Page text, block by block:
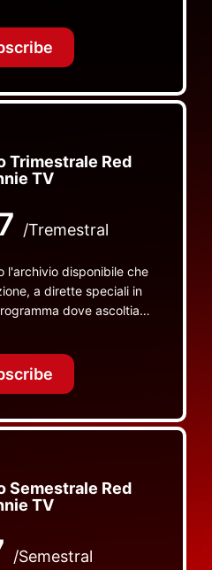
nessuna altra parte
Trimestrale Red
TV
/Tremestral
l'archivio disponibile che
a dirette speciali in
dove ascoltiamo
nessuna altra parte
Semestrale Red
TV
/Semestral